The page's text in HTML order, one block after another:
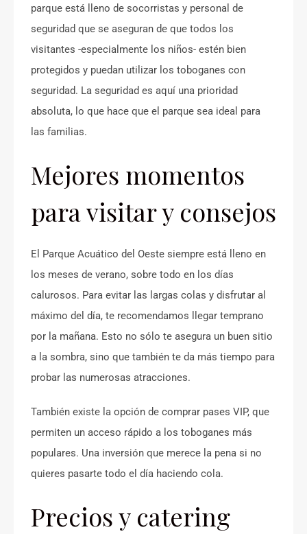
parque está lleno de socorristas y personal de
seguridad que se aseguran de que todos los
visitantes -especialmente los niños- estén bien
protegidos y puedan utilizar los toboganes con
seguridad. La seguridad es aquí una prioridad
absoluta, lo que hace que el parque sea ideal para
las familias.
Mejores momentos
para visitar y consejos
El Parque Acuático del Oeste siempre está lleno en
los meses de verano, sobre todo en los días
calurosos. Para evitar las largas colas y disfrutar al
máximo del día, te recomendamos llegar temprano
por la mañana. Esto no sólo te asegura un buen sitio
a la sombra, sino que también te da más tiempo para
probar las numerosas atracciones.
También existe la opción de comprar pases VIP, que
permiten un acceso rápido a los toboganes más
populares. Una inversión que merece la pena si no
quieres pasarte todo el día haciendo cola.
Precios y catering